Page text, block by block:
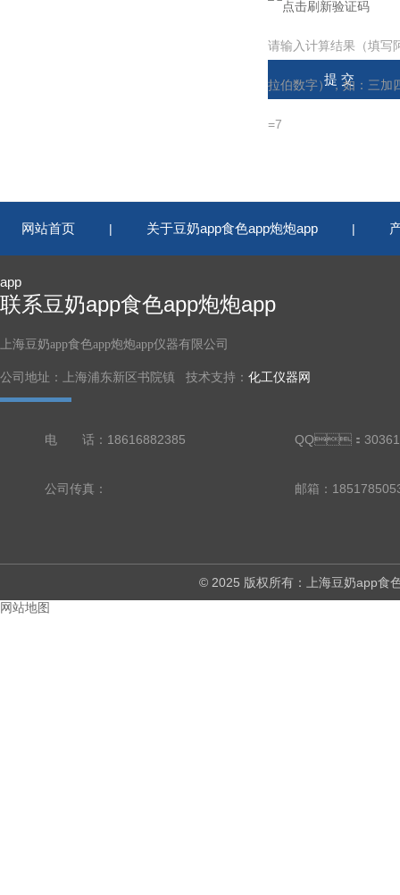
请输入计算结果（填写
拉伯数字），如：三加
=7
网站首页 | 关于豆奶app食色app炮炮app |
app
联系豆奶app食色app炮炮app
上海豆奶app食色app炮炮app仪器有限公司
公司地址：上海浦东新区书院镇 技术支持： 化工仪器网
电 话：18616882385 QQ：
公司传真： 邮箱：
© 2025 版权所有：上海豆奶app
网站地图